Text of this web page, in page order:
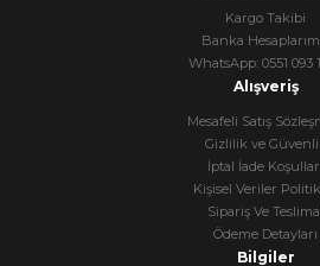
Kargo Takibi
Banka
WhatsApp: 0551 093
Alışveriş
Mesafeli Satış
Gizlilik ve
İptal İade
Kişisel Veriler
Sipariş Ve
Ödeme Detayları
Bilgiler